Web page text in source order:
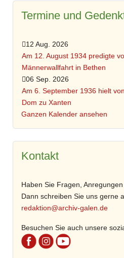
Termine und
12 Aug. 2026
Am 12. August 1934 predigte
Männerwallfahrt in Bethen
06 Sep. 2026
Am 6. September 1936 hielt
Dom zu Xanten
Ganzen Kalender ansehen
Kontakt
Haben Sie Fragen,
Dann schreiben Sie uns gerne
redaktion@archiv-galen.de
Besuchen Sie auch unsere